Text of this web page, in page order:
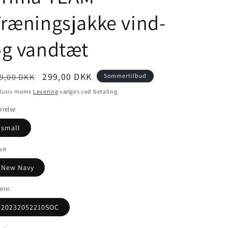
vind-
vandtæt
DKK Udsalgspris
299,00 DKK Sommertilbud
moms Levering vælges ved betaling.
small
New Navy
20232052210SOC